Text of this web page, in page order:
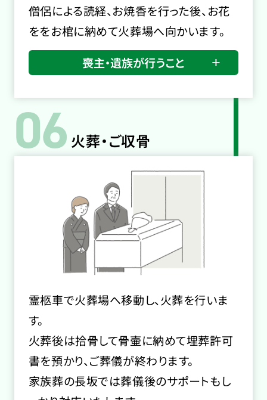
僧侶による読経、お焼香を行った後、お花
ををお棺に納めて火葬場へ向かいます。
喪主・遺族が行うこと
06 火葬・ご収骨
霊柩車で火葬場へ移動し、火葬を行いま
す。
火葬後は拾骨して骨壷に納めて埋葬許可
書を預かり、ご葬儀が終わります。
家族葬の長坂では葬儀後のサポートもし